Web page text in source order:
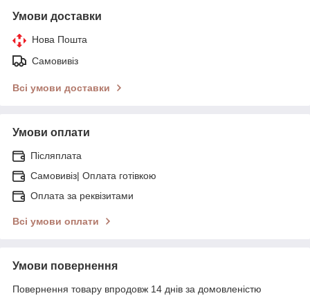
Умови доставки
Нова Пошта
Самовивіз
Всі умови доставки
Умови оплати
Післяплата
Самовивіз| Оплата готівкою
Оплата за реквізитами
Всі умови оплати
Умови повернення
Повернення товару впродовж 14 днів за домовленістю